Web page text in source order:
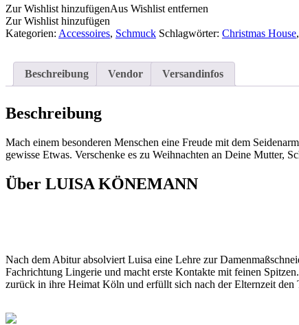
Zur Wishlist hinzufügenAus Wishlist entfernen
Zur Wishlist hinzufügen
Kategorien: Accessoires, Schmuck Schlagwörter: Christmas House,
Beschreibung Vendor Versandinfos
Beschreibung
Mach einem besonderen Menschen eine Freude mit dem
gewisse Etwas. Verschenke es zu Weihnachten an Deine Mutter,
Über LUISA KÖNEMANN
Nach dem Abitur absolviert Luisa eine Lehre zur
Fachrichtung Lingerie und macht erste Kontakte mit feinen
zurück in ihre Heimat Köln und erfüllt sich nach der Elternzeit